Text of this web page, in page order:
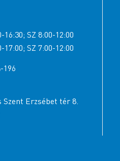
SZ 8:00-12:00
SZ 7:00-12:00
196
Erzsébet tér 8.